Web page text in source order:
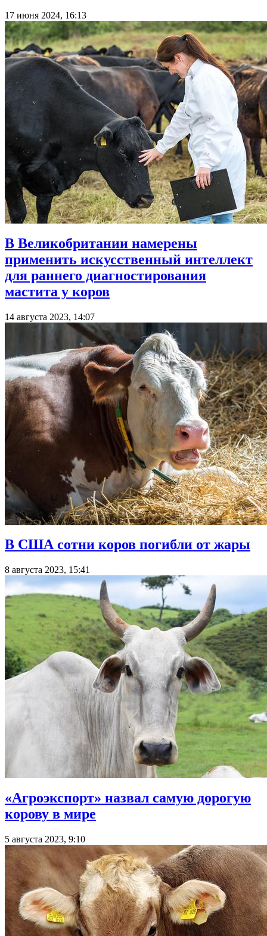
17 июня 2024, 16:13
В Великобритании намерены
применить искусственный интеллект
для раннего диагностирования
мастита у коров
14 августа 2023, 14:07
В США сотни коров погибли от жары
8 августа 2023, 15:41
«Агроэкспорт» назвал самую дорогую
корову в мире
5 августа 2023, 9:10